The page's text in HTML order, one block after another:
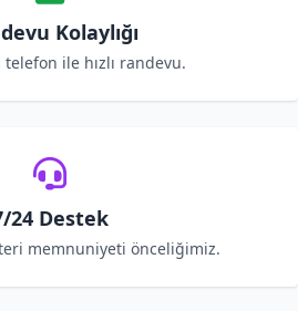
Kolaylığı
ile hızlı randevu.
24 Destek
memnuniyeti önceliğimiz.